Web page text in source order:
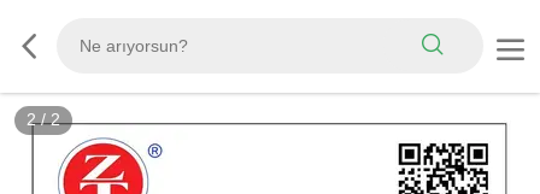
2/2